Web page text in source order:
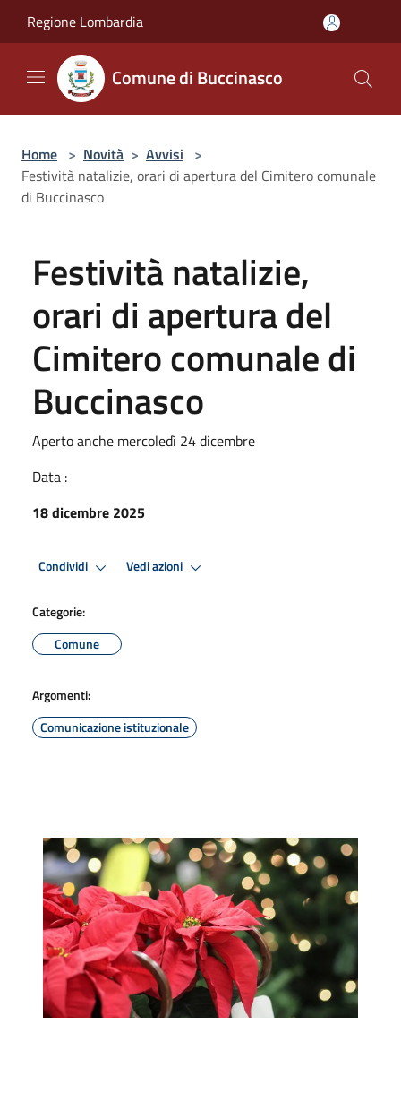
Regione Lombardia
Comune di Buccinasco
Home > Novità > Avvisi >
Festività natalizie, orari di apertura del Cimitero comunale
di Buccinasco
Festività natalizie,
orari di apertura del
Cimitero comunale di
Buccinasco
Aperto anche mercoledì 24 dicembre
Data :
18 dicembre 2025
Condividi Vedi azioni
Categorie:
Comune
Argomenti:
Comunicazione istituzionale